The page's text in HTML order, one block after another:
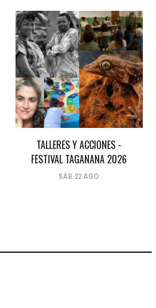
TALLERES Y ACCIONES -
FESTIVAL TAGANANA 2026
SÁB 22 AGO